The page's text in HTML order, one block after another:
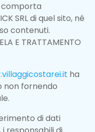
comporta
SRL di quel sito, né
contenuti.
E TRATTAMENTO
ha
non fornendo
di dati